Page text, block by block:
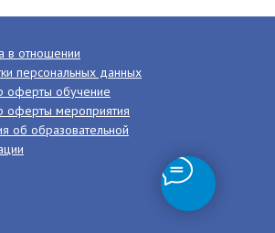
в отношении
персональных данных
оферты обучение
оферты мероприятия
об образовательной